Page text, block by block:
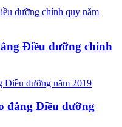
Điều dưỡng chính
đẳng Điều dưỡng